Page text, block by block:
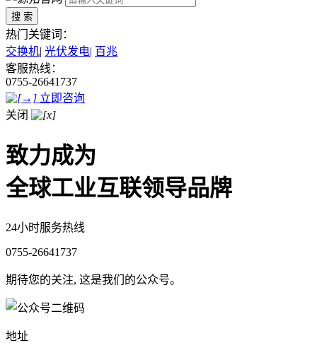
搜 索
热门关键词：
交换机| 光伏发电| 百兆
客服热线：
0755-26641737
立即咨询
关闭
致力成为
全球工业互联领导品牌
24小时服务热线
0755-26641737
期待您的关注, 这是我们的公众号。
地址